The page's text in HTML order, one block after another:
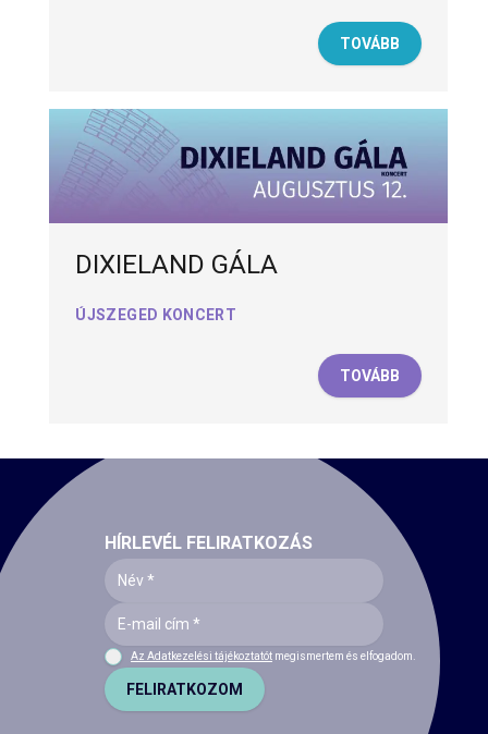
TOVÁBB
DIXIELAND GÁLA
ÚJSZEGED KONCERT
TOVÁBB
HÍRLEVÉL FELIRATKOZÁS
Az Adatkezelési tájékoztatót megismertem és elfogadom.
FELIRATKOZOM